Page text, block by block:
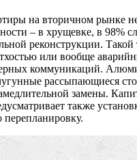
на вторичном рынке
– в хрущевке, в 98%
реконструкции.
или вообще
коммуникаций.
рассыпающиеся
замены.
также
перепланировку.